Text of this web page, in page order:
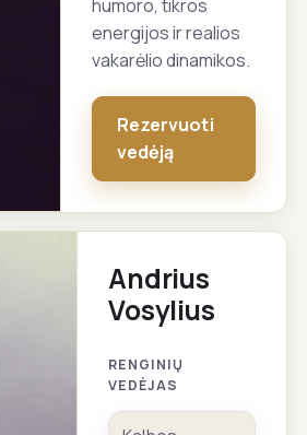
humoro, tikros
energijos ir realios
vakarėlio dinamikos.
Rezervuoti
vedėją
Andrius
Vosylius
RENGINIŲ
VEDĖJAS